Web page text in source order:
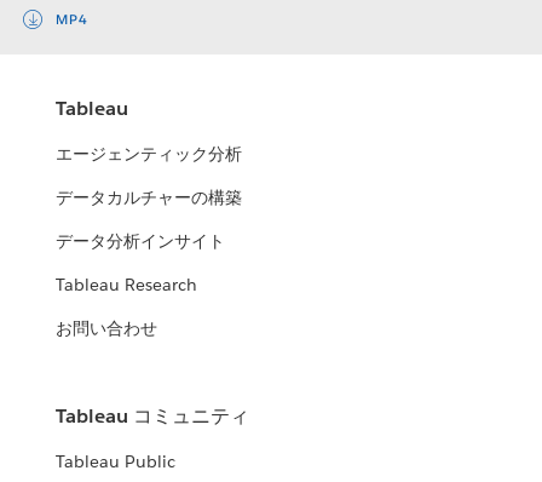
MP4
Tableau
エージェンティック分析
データカルチャーの構築
データ分析インサイト
Tableau Research
お問い合わせ
Tableau コミュニティ
Tableau Public